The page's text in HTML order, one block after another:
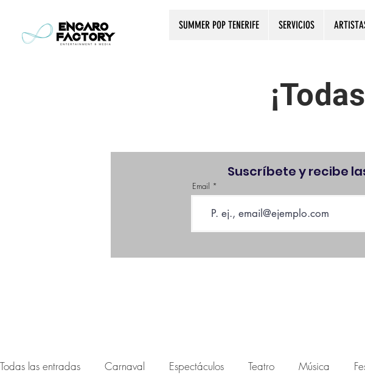
SUMMER POP TENERIFE SERVICIOS
Suscríbete y recibe
Email
Todas las entradas Carnaval Espectáculos Teatro Música